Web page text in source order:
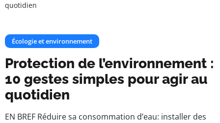
quotidien
Écologie et environnement
Protection de l’environnement :
10 gestes simples pour agir au
quotidien
EN BREF Réduire sa consommation d’eau: installer des